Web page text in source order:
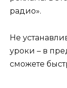
радио».
Не
уроки – в
сможете